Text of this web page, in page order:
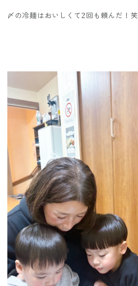
〆の冷麺はおいしくて2回も頼んだ！笑